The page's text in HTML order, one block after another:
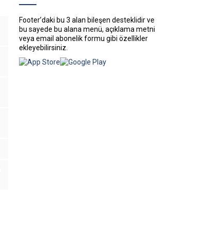
Footer’daki bu 3 alan bileşen desteklidir ve
bu sayede bu alana menü, açıklama metni
veya email abonelik formu gibi özellikler
ekleyebilirsiniz.